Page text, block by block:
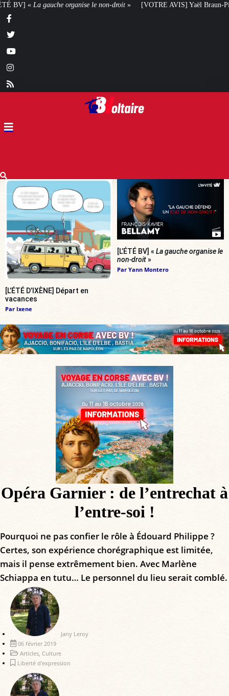
droit» [VOTRE AVIS] Yaël Braun-Pivet doit-elle renoncer à son projet
[L’ÉTÉ D’IXÈNE] Départ en
vacances
Par Ixene
[L’ÉTÉ BV] « La gauche organise le
non-droit»
Par Yann Montero
Opéra Garnier : de l’entrechat à
l’entre-soi !
Pourquoi ne pas confier le rôle à Édouard Philippe ?
Certes, son expérience chorégraphique est limitée,
mais il pense extrêmement bien. Avec Marlène
Schiappa en tutu… Le personnel du lieu serait comblé.
Jany Leroy
06 février 2019
Articles, Culture
Liberté d'expression